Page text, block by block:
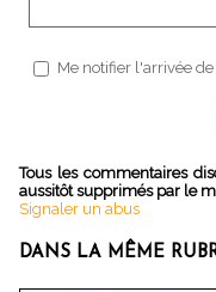
Me notifier l'arrivée
Tous les commentaires
aussitôt supprimés par le
Signaler un abus
DANS LA MÊME